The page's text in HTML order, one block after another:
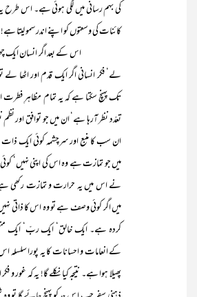
کی بہم رسانی میں لگی ہوئی ہے۔ اس طرح
کائنات کی وسعتوں کو اپنے اندر سمو لیتا ہے!
اس کے بعد اگر انسان ایک
لے‘ فکر انسانی اگر ایک قدم اور اٹھا لے
تک پہنچ سکتا ہے کہ یہ تمام مظاہرِ فطرت
تعدّد نظر آرہا ہے‘ ان میں جو توافق اور
ان سب کا منبع اور سرچشمہ کوئی ایک
میں جو تمازت ہے وہ اس کی اپنی نہیں‘
نے اس میں یہ حرارت و تمازت رکھی
میں اگر کوئی وصف ہے تو وہ اس کا ذاتی
کردہ ہے۔ ایک خالق‘ ایک ربّ‘ ایک
کے انعامات و احسانات کا یہ پورا سلسلہ
پھیلا ہوا ہے۔ نتیجہ کیا نکلے گا! یہ کہ غور و